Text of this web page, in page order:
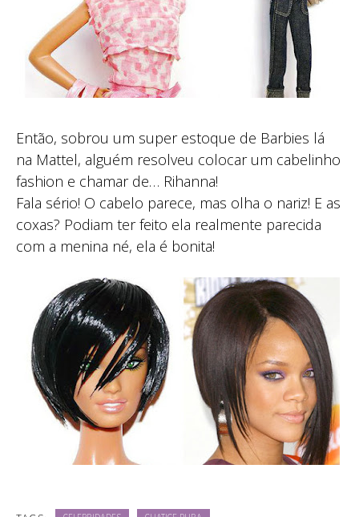
Então, sobrou um super estoque de Barbies lá
na Mattel, alguém resolveu colocar um cabelinho
fashion e chamar de… Rihanna!
Fala sério! O cabelo parece, mas olha o nariz! E as
coxas? Podiam ter feito ela realmente parecida
com a menina né, ela é bonita!